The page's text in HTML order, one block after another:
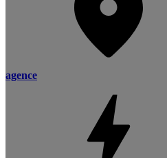
agence